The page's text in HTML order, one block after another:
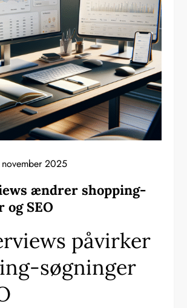
november 2025
ændrer shopping-
og SEO
påvirker
søgninger